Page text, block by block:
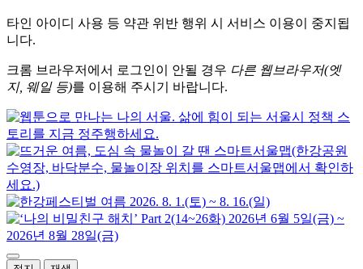
타인 아이디 사용 등 약관 위반 행위 시 서비스 이용이 중지됩
니다.
크롬 브라우저에서 로그인이 안될 경우 다른 웹브라우저(엣
지, 웨일 등)를 이용해 주시기 바랍니다.